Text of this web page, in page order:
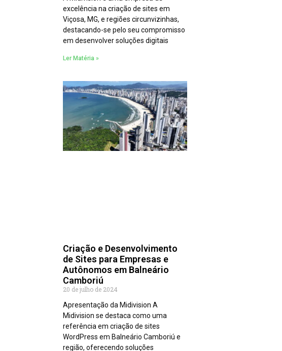
excelência na criação de sites em
Viçosa, MG, e regiões circunvizinhas,
destacando-se pelo seu compromisso
em desenvolver soluções digitais
Ler Matéria »
Criação e Desenvolvimento
de Sites para Empresas e
Autônomos em Balneário
Camboriú
20 de julho de 2024
Apresentação da Midivision A
Midivision se destaca como uma
referência em criação de sites
WordPress em Balneário Camboriú e
região, oferecendo soluções